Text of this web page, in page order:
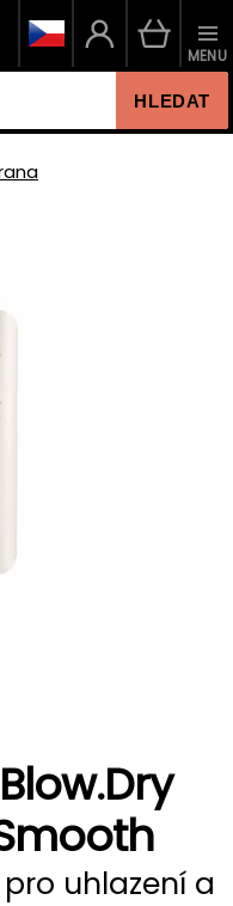
HLEDAT
MENU
uhlazení a